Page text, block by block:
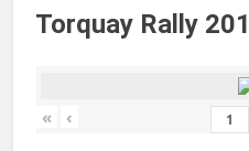
Torquay Rally
« ‹